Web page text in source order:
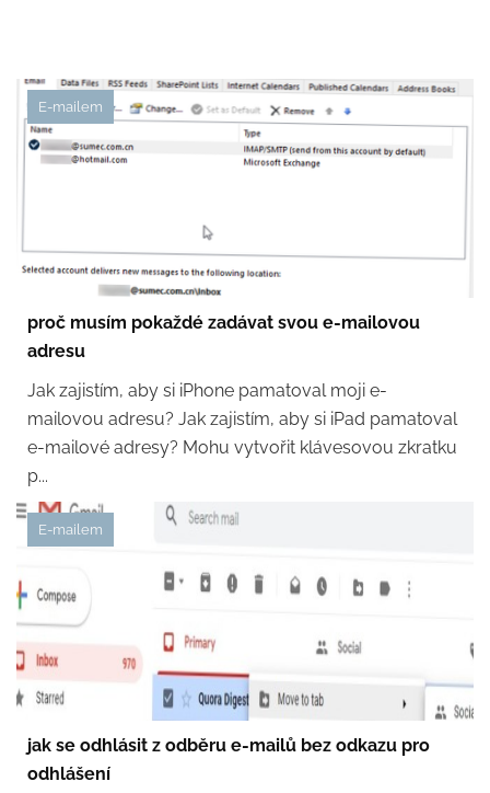
E-mailem
proč musím pokaždé zadávat svou e-mailovou
adresu
Jak zajistím, aby si iPhone pamatoval moji e-
mailovou adresu? Jak zajistím, aby si iPad pamatoval
e-mailové adresy? Mohu vytvořit klávesovou zkratku
p...
E-mailem
jak se odhlásit z odběru e-mailů bez odkazu pro
odhlášení